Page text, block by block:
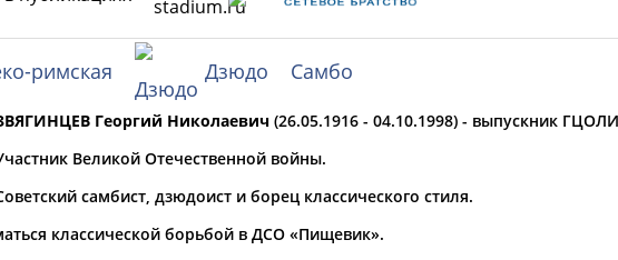
РЕСУРСНАЯ ПЛОЩАДКА
и специалисты
Представляет регион*
римская Дзюдо Самбо
Георгий Николаевич (26.05.1916 - 04.10.1998) - выпускник
Великой Отечественной войны.
самбист, дзюдоист и борец классического стиля.
классической борьбой в ДСО «Пищевик».